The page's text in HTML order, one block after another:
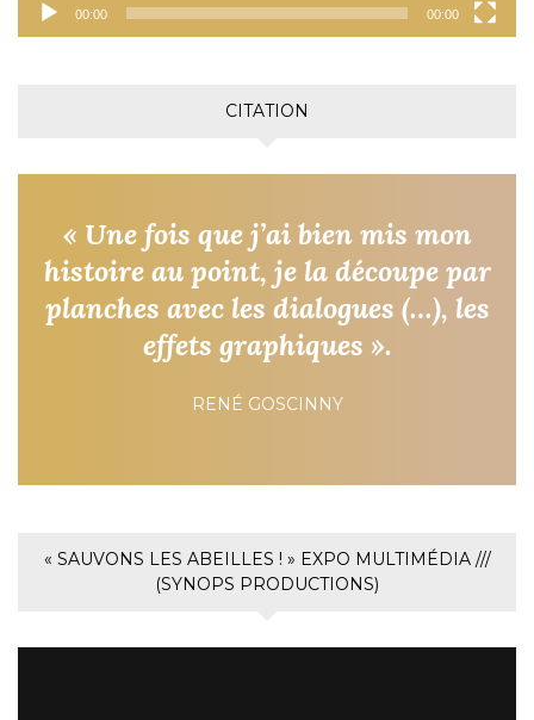
00:00 00:00
CITATION
« Une fois que j’ai bien mis mon
histoire au point, je la découpe par
planches avec les dialogues (…), les
effets graphiques ».
RENÉ GOSCINNY
« SAUVONS LES ABEILLES ! » EXPO MULTIMÉDIA ///
(SYNOPS PRODUCTIONS)